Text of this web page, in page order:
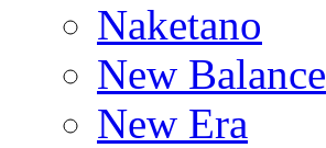
Naketano
New Balance
New Era